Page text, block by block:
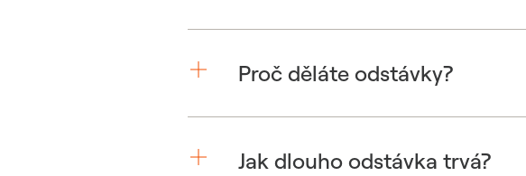
Proč děláte odstávky?
Jak dlouho odstávka trvá?